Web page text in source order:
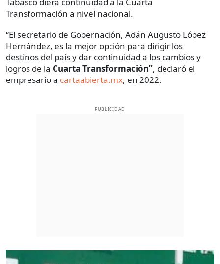
Tabasco diera continuidad a la Cuarta
Transformación a nivel nacional.
“El secretario de Gobernación, Adán Augusto López
Hernández, es la mejor opción para dirigir los
destinos del país y dar continuidad a los cambios y
logros de la Cuarta Transformación”, declaró el
empresario a cartaabierta.mx, en 2022.
PUBLICIDAD